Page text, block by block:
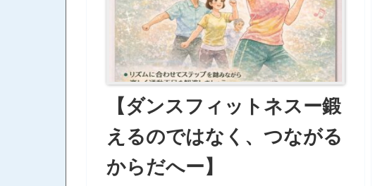
【ダンスフィットネスー鍛
えるのではなく、つながる
からだへー】